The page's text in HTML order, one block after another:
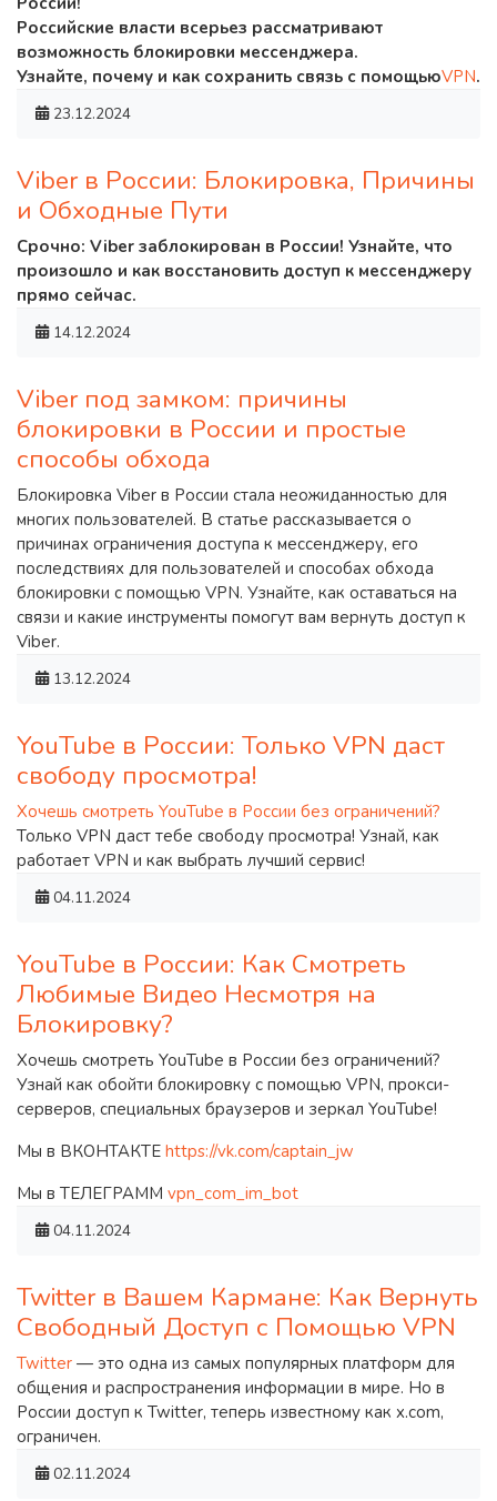
Российские власти всерьез рассматривают
возможность блокировки мессенджера.
Узнайте, почему и как сохранить связь с помощьюVPN.
23.12.2024
Viber в России: Блокировка, Причины
и Обходные Пути
Срочно: Viber заблокирован в России! Узнайте, что
произошло и как восстановить доступ к мессенджеру
прямо сейчас.
14.12.2024
Viber под замком: причины
блокировки в России и простые
способы обхода
Блокировка Viber в России стала неожиданностью для
многих пользователей. В статье рассказывается о
причинах ограничения доступа к мессенджеру, его
последствиях для пользователей и способах обхода
блокировки с помощью VPN. Узнайте, как оставаться на
связи и какие инструменты помогут вам вернуть доступ к
Viber.
13.12.2024
YouTube в России: Только VPN даст
свободу просмотра!
Хочешь смотреть YouTube в России без ограничений?
Только VPN даст тебе свободу просмотра! Узнай, как
работает VPN и как выбрать лучший сервис!
04.11.2024
YouTube в России: Как Смотреть
Любимые Видео Несмотря на
Блокировку?
Хочешь смотреть YouTube в России без ограничений?
Узнай как обойти блокировку с помощью VPN, прокси-
серверов, специальных браузеров и зеркал YouTube!
Мы в ВКОНТАКТЕ https://vk.com/captain_jw
Мы в ТЕЛЕГРАММ vpn_com_im_bot
04.11.2024
Twitter в Вашем Кармане: Как Вернуть
Свободный Доступ с Помощью VPN
Twitter — это одна из самых популярных платформ для
общения и распространения информации в мире. Но в
России доступ к Twitter, теперь известному как x.com,
ограничен.
02.11.2024